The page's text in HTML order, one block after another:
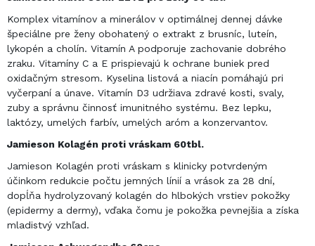
Sada obsahuje:
1x Jamieson Multi COMPLETE pre ženy 90 tbl.
1x Jamieson Kolagén proti vráskam 60tbl.
1x Jamieson Ashwagandha 60cps.